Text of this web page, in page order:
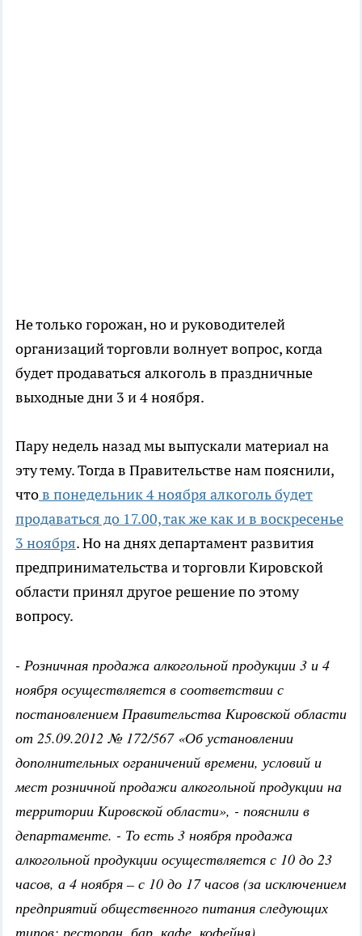
Не только горожан, но и руководителей
организаций торговли волнует вопрос, когда
будет продаваться алкоголь в праздничные
выходные дни 3 и 4 ноября.
Пару недель назад мы выпускали материал на
эту тему. Тогда в Правительстве нам пояснили,
чтов понедельник 4 ноября алкоголь будет
продаваться до 17.00, так же как и в воскресенье
3 ноября. Но на днях департамент развития
предпринимательства и торговли Кировской
области принял другое решение по этому
вопросу.
- Розничная продажа алкогольной продукции 3 и 4
ноября осуществляется в соответствии с
постановлением Правительства Кировской области
от 25.09.2012 № 172/567 «Об установлении
дополнительных ограничений времени, условий и
мест розничной продажи алкогольной продукции на
территории Кировской области», - пояснили в
департаменте. - То есть 3 ноября продажа
алкогольной продукции осуществляется с 10 до 23
часов, а 4 ноября – с 10 до 17 часов (за исключением
предприятий общественного питания следующих
типов: ресторан, бар, кафе, кофейня).